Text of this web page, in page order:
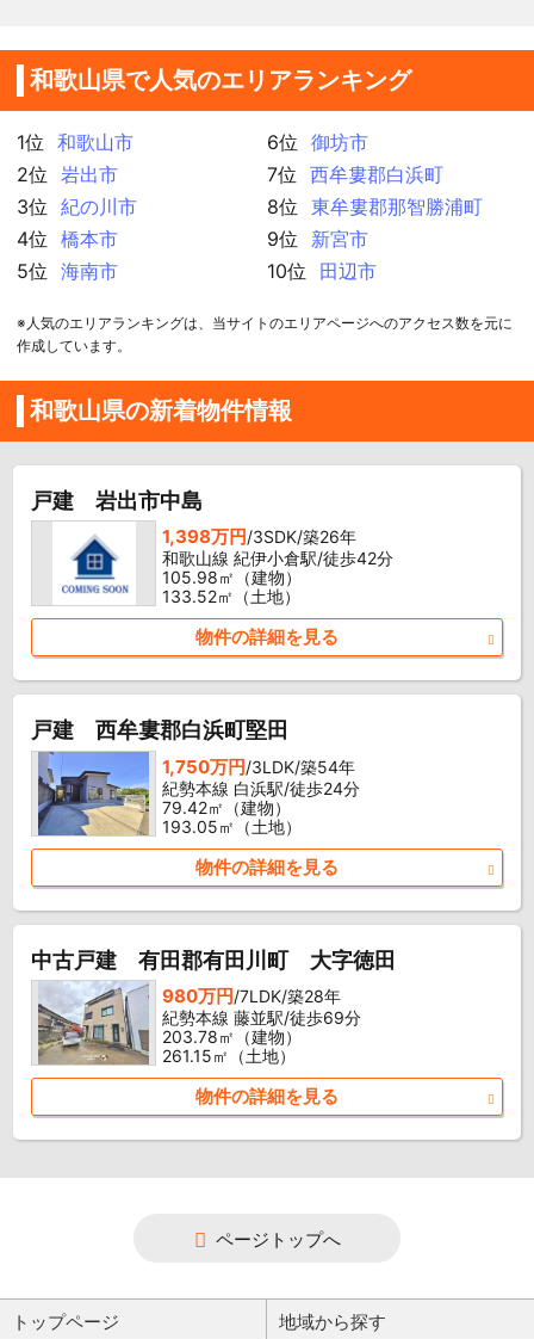
和歌山県で人気のエリアランキング
1位
和歌山市
2位
岩出市
3位
紀の川市
4位
橋本市
5位
海南市
6位
御坊市
7位
西牟婁郡白浜町
8位
東牟婁郡那智勝浦町
9位
新宮市
10位
田辺市
※人気のエリアランキングは、当サイトのエリアページへのアクセス数を元に
作成しています。
和歌山県の新着物件情報
戸建 岩出市中島
1,398万円/3SDK/築26年
和歌山線 紀伊小倉駅/徒歩42分
105.98㎡（建物）
133.52㎡（土地）
物件の詳細を見る
戸建 西牟婁郡白浜町堅田
1,750万円/3LDK/築54年
紀勢本線 白浜駅/徒歩24分
79.42㎡（建物）
193.05㎡（土地）
物件の詳細を見る
中古戸建 有田郡有田川町 大字徳田
980万円/7LDK/築28年
紀勢本線 藤並駅/徒歩69分
203.78㎡（建物）
261.15㎡（土地）
物件の詳細を見る
ページトップへ
トップページ 地域から探す